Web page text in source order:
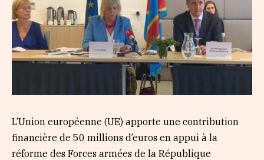
L’Union européenne (UE) apporte une contribution
financière de 50 millions d’euros en appui à la
réforme des Forces armées de la République